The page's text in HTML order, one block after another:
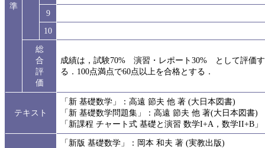
準
9
10
総
合
評
価
成績は，試験70% 演習・レポート30% として評価
る．100点満点で60点以上を合格とする．
テキスト
「新 基礎数学」：高遠 節夫 他 著 (大日本図書)
「新 基礎数学問題集」：高遠 節夫 他 著(大日本図書)
「新課程 チャート式 基礎と演習 数学I+A，数学II+B
「新版 基礎数学」：岡本 和夫 著 (実教出版)